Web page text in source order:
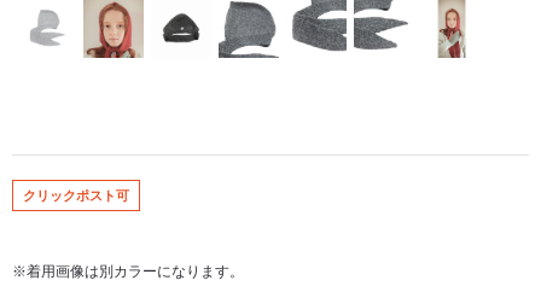
クリックポスト可
※着用画像は別カラーになります。